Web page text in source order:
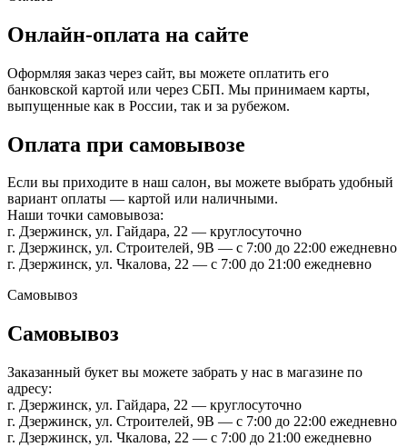
Онлайн-оплата на сайте
Оформляя заказ через сайт, вы можете оплатить его
банковской картой или через СБП. Мы принимаем карты,
выпущенные как в России, так и за рубежом.
Оплата при самовывозе
Если вы приходите в наш салон, вы можете выбрать удобный
вариант оплаты — картой или наличными.
Наши точки самовывоза:
г. Дзержинск, ул. Гайдара, 22 — круглосуточно
г. Дзержинск, ул. Строителей, 9В — с 7:00 до 22:00 ежедневно
г. Дзержинск, ул. Чкалова, 22 — с 7:00 до 21:00 ежедневно
Самовывоз
Самовывоз
Заказанный букет вы можете забрать у нас в магазине по
адресу:
г. Дзержинск, ул. Гайдара, 22 — круглосуточно
г. Дзержинск, ул. Строителей, 9В — с 7:00 до 22:00 ежедневно
г. Дзержинск, ул. Чкалова, 22 — с 7:00 до 21:00 ежедневно